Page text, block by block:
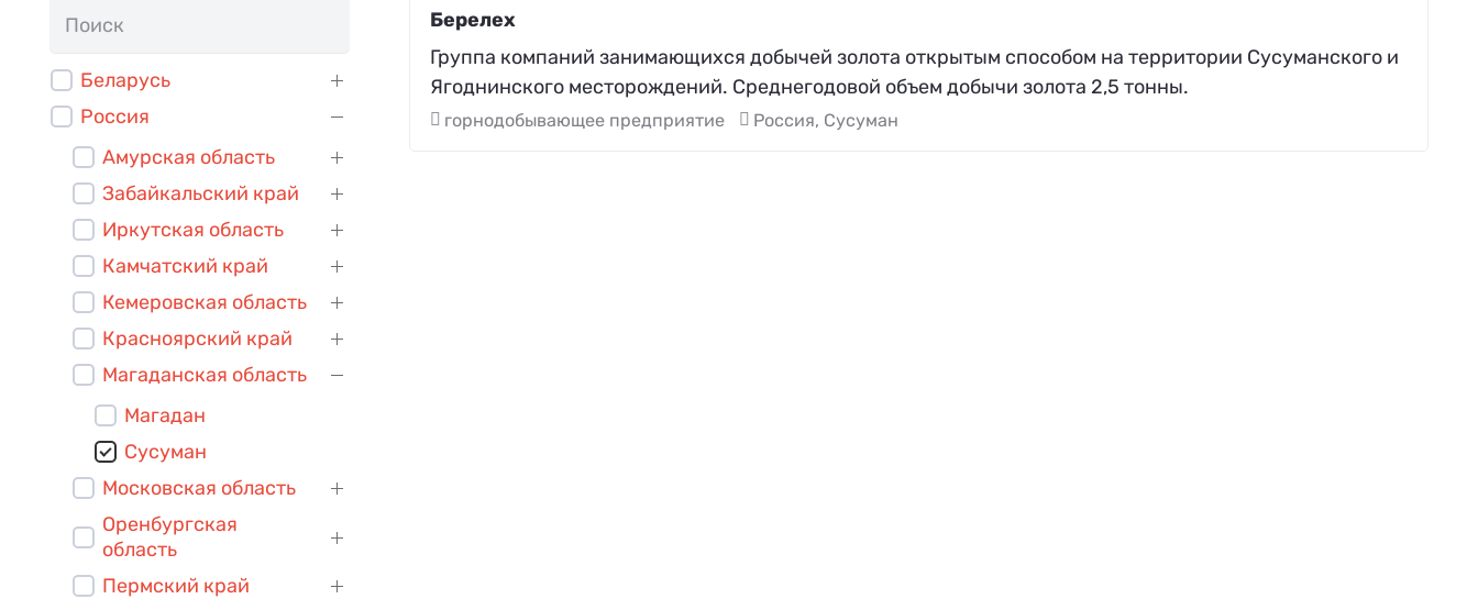
Беларусь
Россия
Амурская область
Забайкальский край
Иркутская область
Камчатский край
Кемеровская область
Красноярский край
Магаданская область
Магадан
Сусуман
Московская область
Оренбургская
область
Пермский край
Берелех
Группа компаний занимающихся добычей золота открытым способом на территории Сусуманского и
Ягоднинского месторождений. Среднегодовой объем добычи золота 2,5 тонны.
горнодобывающее предприятие Россия, Сусуман